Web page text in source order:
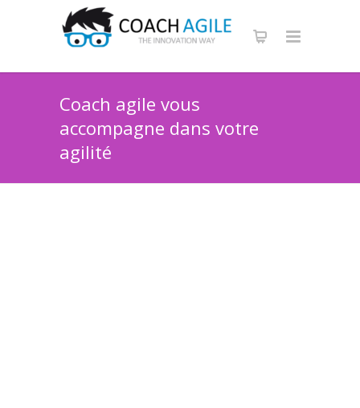
Coach agile vous
accompagne dans votre
agilité